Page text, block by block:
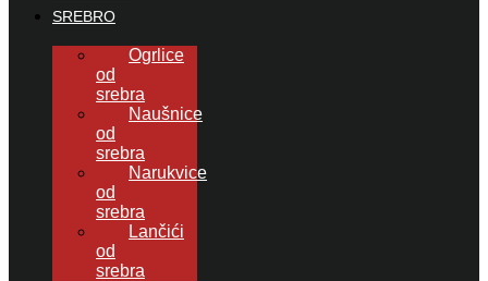
SREBRO
Ogrlice
od
srebra
Naušnice
od
srebra
Narukvice
od
srebra
Lančići
od
srebra